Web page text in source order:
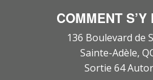
COMMENT
136 Boulevard de
Sainte-Adèle,
Sortie 64